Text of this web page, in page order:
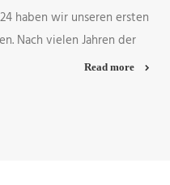
haben wir unseren ersten
Nach vielen Jahren der
Read more